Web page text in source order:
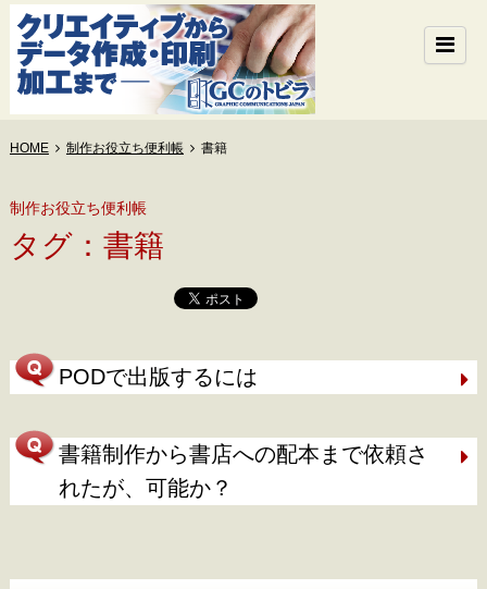
HOME 制作お役立ち便利帳 書籍
制作お役立ち便利帳
タグ：書籍
PODで出版するには
書籍制作から書店への配本まで依頼さ
れたが、可能か？